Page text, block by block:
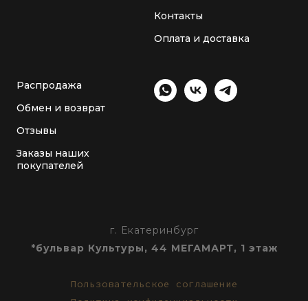
Контакты
Оплата и доставка
Распродажа
Обмен и возврат
Отзывы
Заказы наших
покупателей
г. Екатеринбург
*бульвар Культуры, 44 МЕГАМАРТ, 1 этаж
Пользовательское соглашение